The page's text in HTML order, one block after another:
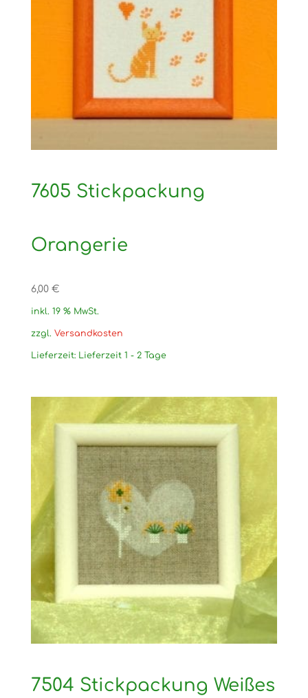
7605 Stickpackung
Orangerie
6,00 €
inkl. 19 % MwSt.
zzgl. Versandkosten
Lieferzeit: Lieferzeit 1 - 2 Tage
7504 Stickpackung Weißes